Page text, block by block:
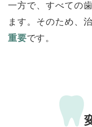
一方で、すべての
ます。そのため、
重要です。